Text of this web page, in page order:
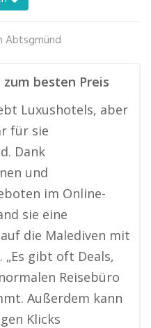
Abtsgmünd
zum besten Preis
Luxushotels, aber
für sie
Dank
und
im Online-
sie eine
die Malediven mit
„Es gibt oft Deals,
Reisebüro
Außerdem kann
Klicks